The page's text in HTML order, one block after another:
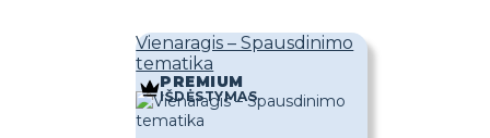
Vienaragis – Spausdinimo
tematika
PREMIUM
IŠDĖSTYMAS